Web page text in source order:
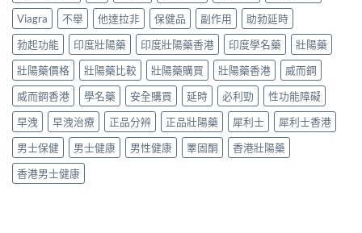
中
價
比
較
與
用
家
心
得
2026〉
中
家
實
經
驗
與
安
全
服
用
指
南〉
中
好？
2026
香
港
副
廠
必
利
勁
比
較
＋
購
Viagra
不舉 他達拉非 保健品 副作用
助勃延時
勃起功能
印度壯陽藥 印度壯陽藥香港 印度學名藥
壯陽藥
壯陽藥價格
壯陽藥比較 壯陽藥購買 壯陽藥香港
威而鋼
威而鋼香港
學名藥 安全購買 延時 必利勁
性功能障礙
早洩
早洩治療 正品分辨 正品壯陽藥 犀利士
犀利士香港
男士保健
男士健康 男性健康 睪固酮
香港壯陽藥
香港男士健康